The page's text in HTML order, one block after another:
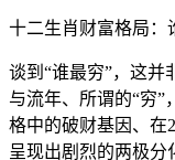
十二生肖财富格局：
谈到“谁最穷”，这并
与流年、所谓的“穷”
格中的破财基因、在
呈现出剧烈的两极分